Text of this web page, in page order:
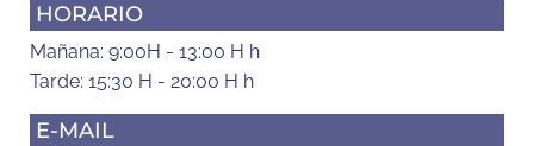
HORARIO
Mañana: 9:00H - 13:00 H h
Tarde: 15:30 H - 20:00 H h
E-MAIL